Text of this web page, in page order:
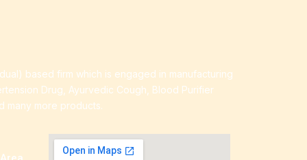
based firm which is engaged in manufacturing
Drug, Ayurvedic Cough, Blood Purifier
many more products.